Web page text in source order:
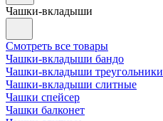
Чашки-вкладыши
Смотреть все товары
Чашки-вкладыши бандо
Чашки-вкладыши треугольники
Чашки-вкладыши слитные
Чашки спейсер
Чашки балконет